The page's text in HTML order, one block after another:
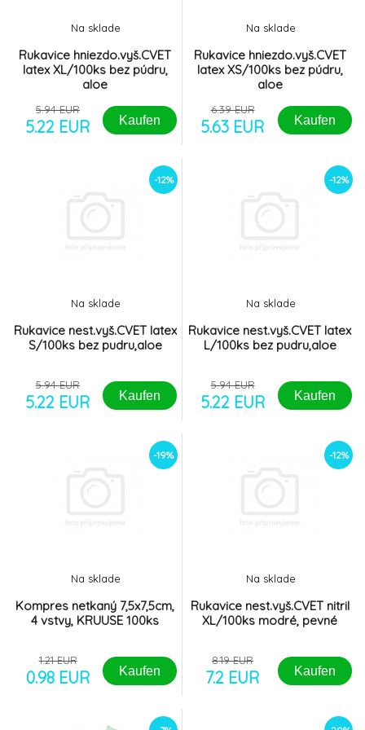
1.09 EUR
Rukavice hniezdo.vyš.CVET
latex XL/100ks bez púdru,
aloe
Na sklade
5.94 EUR
5.22 EUR Kaufen
Rukavice hniezdo.vyš.CVET
latex XS/100ks bez púdru,
aloe
Na sklade
6.39 EUR
5.63 EUR Kaufen
-12%
Rukavice nest.vyš.CVET latex
S/100ks bez pudru,aloe
Na sklade
5.94 EUR
5.22 EUR Kaufen
-12%
Rukavice nest.vyš.CVET latex
L/100ks bez pudru,aloe
Na sklade
5.94 EUR
5.22 EUR Kaufen
-19%
Kompres netkaný 7,5x7,5cm,
4 vstvy, KRUUSE 100ks
Na sklade
1.21 EUR
0.98 EUR Kaufen
-12%
Rukavice nest.vyš.CVET nitril
XL/100ks modré, pevné
Na sklade
8.19 EUR
7.2 EUR Kaufen